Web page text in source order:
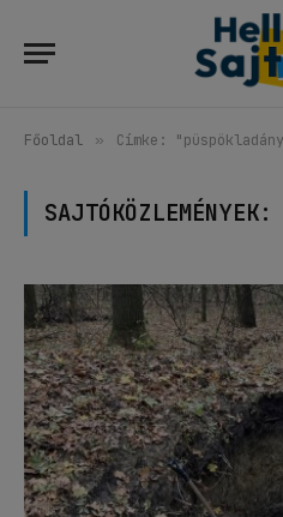
Főoldal » Címke:
SAJTÓKÖZLEMÉNYEK: